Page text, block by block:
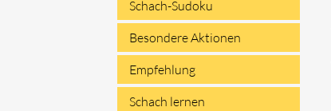
Schach-Sudoku
Besondere Aktionen
Empfehlung
Schach lernen